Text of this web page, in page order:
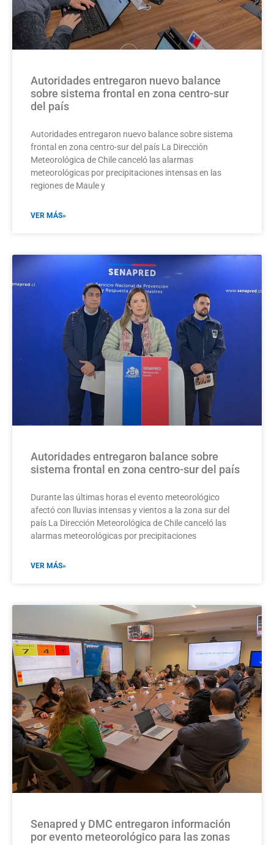
Autoridades entregaron nuevo balance
sobre sistema frontal en zona centro-sur
del país
Autoridades entregaron nuevo balance sobre sistema
frontal en zona centro-sur del país La Dirección
Meteorológica de Chile canceló las alarmas
meteorológicas por precipitaciones intensas en las
regiones de Maule y
VER MÁS»
Autoridades entregaron balance sobre
sistema frontal en zona centro-sur del país
Durante las últimas horas el evento meteorológico
afectó con lluvias intensas y vientos a la zona sur del
país La Dirección Meteorológica de Chile canceló las
alarmas meteorológicas por precipitaciones
VER MÁS»
Senapred y DMC entregaron información
por evento meteorológico para las zonas